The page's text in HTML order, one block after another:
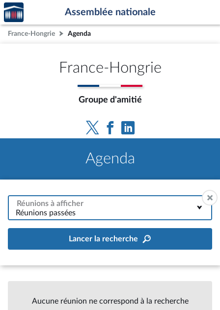
Aller au contenu
Aller en bas de la page
Accèder
à la
page
d'accueil
Assemblée nationale
France-Hongrie Agenda
France-Hongrie
Groupe d'amitié
Agenda
Réunions à afficher
Réunions passées
Lancer la recherche
Aucune réunion ne correspond à la recherche